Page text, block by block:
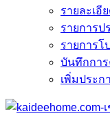
รายละเอี
รายการป
รายการโ
บันทึกกา
เพิ่มประก